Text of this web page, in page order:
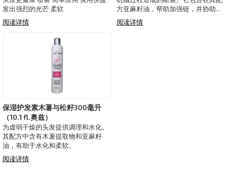
发出强烈的光芒 柔软
阅读详情
方亚麻籽油，帮助加强链，并协助生
长，保湿，发光和减少卷曲。
阅读详情
保湿护发素木薯与松籽300毫升
（10.1 fl.奥兹）
为虚弱干燥的头发提供调理和水化。
其配方中含有木薯提取物和亚麻籽
油，有助于水化和柔软。
阅读详情